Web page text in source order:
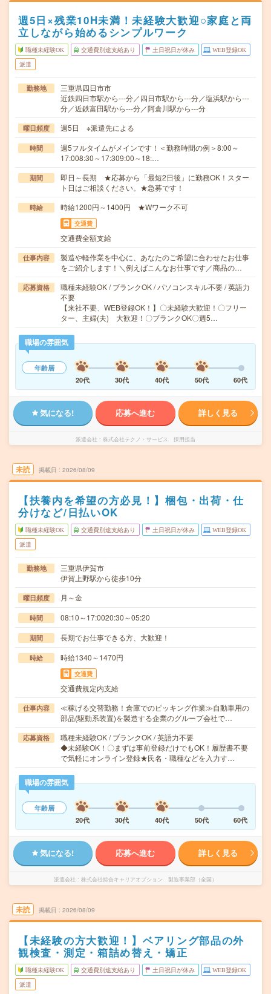
週5日×残業10H未満！未経験大歓迎○家庭と両
立しながら始めるシンプルワーク
職種未経験OK 交通費別途支給あり 土日祝日が休み WEB登録OK
派遣
勤務地
三重県四日市市
近鉄四日市駅から---分／四日市駅から---分／塩浜駅から---
分／近鉄富田駅から---分／阿倉川駅から---分
曜日頻度 週5日 ※派遣先による
時間
週5フルタイムがメインです！＜勤務時間の例＞8:00～
17:008:30～17:309:00～18:…
期間
即日～長期 ★応募から「最短2日後」に勤務OK！スター
ト日はご相談ください。★急募です！
時給 時給1200円～1400円 ★Wワーク不可
交通費
交通費全額支給
仕事内容
製造や軽作業を中心に、あなたのご希望に合わせたお仕事
をご紹介します！＼例えばこんなお仕事です／商品の…
応募資格
職種未経験OK / ブランクOK / パソコンスキル不要 / 英語力
不要
【来社不要、WEB登録OK！】〇未経験大歓迎！〇フリー
ター、主婦(夫) 大歓迎！〇ブランクOK〇週5…
職場の雰囲気
年齢層
20代
30代 40代 50代 60代
気になる! 応募へ進む 詳しく見る
派遣会社 株式会社テクノ・サービス 採用担当
未読 掲載日 2026/08/09
【扶養内を希望の方必見！】梱包・出荷・仕
分けなど/日払いOK
職種未経験OK 交通費別途支給あり 土日祝日が休み WEB登録OK
派遣
勤務地
三重県伊賀市
伊賀上野駅から徒歩10分
曜日頻度 月～金
時間 08:10～17:0020:30～05:20
期間 長期でお仕事できる方、大歓迎！
時給 時給1340～1470円
交通費
交通費規定内支給
仕事内容
≪稼げる交替勤務！倉庫でのピッキング作業≫自動車用の
部品(駆動系装置)を製造する企業のグループ会社で…
応募資格
職種未経験OK / ブランクOK / 英語力不要
◆未経験OK！〇まずは事前登録だけでもOK！履歴書不要
で気軽にオンライン登録★氏名・職種などを入力す…
職場の雰囲気
年齢層
20代
30代 40代 50代 60代
気になる! 応募へ進む 詳しく見る
派遣会社 株式会社綜合キャリアオプション 製造事業部（全国）
未読 掲載日 2026/08/09
【未経験の方大歓迎！】ベアリング部品の外
観検査・測定・箱詰め替え・矯正
職種未経験OK 交通費別途支給あり 土日祝日が休み WEB登録OK
派遣